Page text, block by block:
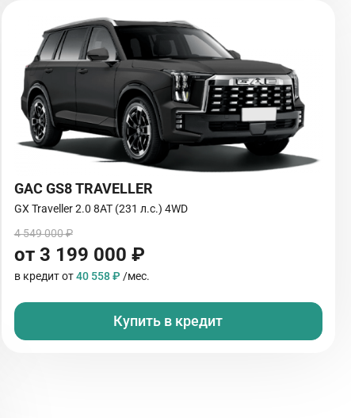
GAC GS8 TRAVELLER
GX Traveller 2.0 8AT (231 л.с.) 4WD
4 549 000 ₽
от 3 199 000 ₽
в кредит от40 558 ₽ /мес.
Купить в кредит